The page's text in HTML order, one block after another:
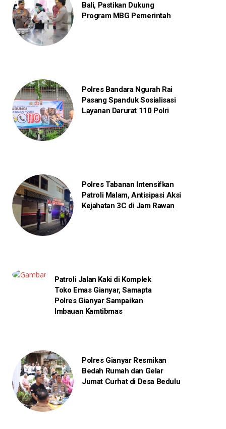
Bali, Pastikan Dukung
Program MBG Pemerintah
Polres Bandara Ngurah Rai
Pasang Spanduk Sosialisasi
Layanan Darurat 110 Polri
Polres Tabanan Intensifkan
Patroli Malam, Antisipasi Aksi
Kejahatan 3C di Jam Rawan
Patroli Jalan Kaki di Komplek
Toko Emas Gianyar, Samapta
Polres Gianyar Sampaikan
Imbauan Kamtibmas
Polres Gianyar Resmikan
Bedah Rumah dan Gelar
Jumat Curhat di Desa Bedulu